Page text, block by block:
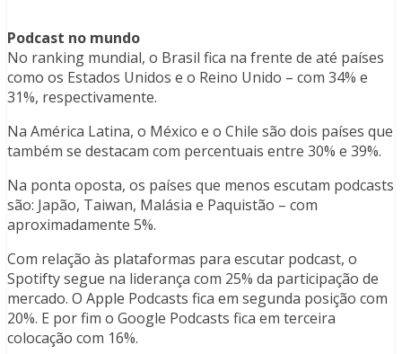
Podcast no mundo
No ranking mundial, o Brasil fica na frente de até países
como os Estados Unidos e o Reino Unido – com 34% e
31%, respectivamente.
Na América Latina, o México e o Chile são dois países que
também se destacam com percentuais entre 30% e 39%.
Na ponta oposta, os países que menos escutam podcasts
são: Japão, Taiwan, Malásia e Paquistão – com
aproximadamente 5%.
Com relação às plataformas para escutar podcast, o
Spotifty segue na liderança com 25% da participação de
mercado. O Apple Podcasts fica em segunda posição com
20%. E por fim o Google Podcasts fica em terceira
colocação com 16%.